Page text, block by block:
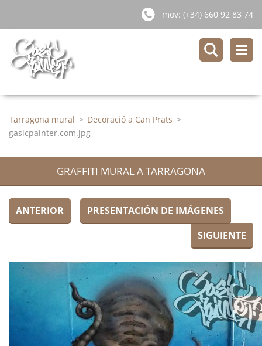
mov: (+34) 660 92 83 74
Tarragona mural > Decoració a Can Prats >
gasicpainter.com.jpg
GRAFFITI MURAL A TARRAGONA
ANTERIOR
PRESENTACIÓN DE IMÁGENES
SIGUIENTE